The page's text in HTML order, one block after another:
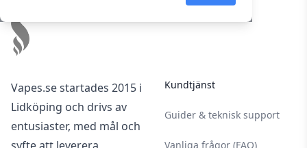
Vapes.se startades 2015 i
Lidköping och drivs av
entusiaster, med mål och
Kundtjänst
Guider & teknisk support
Vanliga frågor (FAQ)